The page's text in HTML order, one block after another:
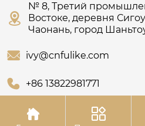

№ 8, Третий
Востоке, деревня
Чаонань, город
 ivy@cnfulike.com
 +86 13822981771
 